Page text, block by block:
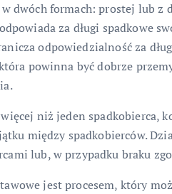
dwóch formach: prostej lub
za długi spadkowe
odpowiedzialność za
powinna być dobrze
niż jeden spadkobierca,
między spadkobierców.
lub, w przypadku braku
jest procesem, który